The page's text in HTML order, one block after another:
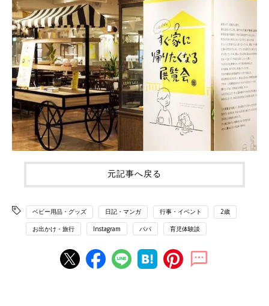
元記事へ戻る
ベビー用品・グッズ 日記・マンガ 行事・イベント 2歳
お出かけ・旅行 Instagram パパ 育児体験談